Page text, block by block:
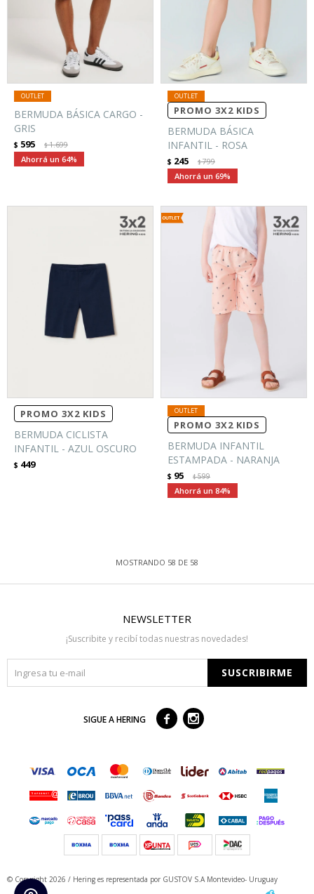
BERMUDA BÁSICA CARGO -
GRIS
$ 595 $1.699
64
PROMO 3X2 KIDS
BERMUDA BÁSICA
INFANTIL - ROSA
$ 245 $799
69
PROMO 3X2 KIDS
BERMUDA CICLISTA
INFANTIL - AZUL OSCURO
$ 449
PROMO 3X2 KIDS
BERMUDA INFANTIL
ESTAMPADA - NARANJA
$ 95 $599
84
MOSTRANDO 58 DE 58
NEWSLETTER
¡Suscribite y recibí todas nuestras novedades!
SUSCRIBIRME
SIGUE A HERING  
© Copyright 2026 / Hering es representada por GUSTOV S.A Montevideo- Uruguay